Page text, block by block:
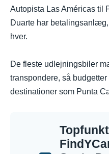
Autopista Las Américas til
Duarte har
hver.
De fleste udlejningsbiler
transpondere, så budgetter
destinationer som Punta